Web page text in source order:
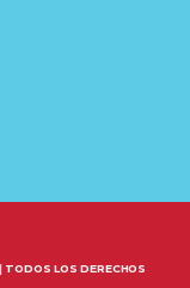
LOS DERECHOS